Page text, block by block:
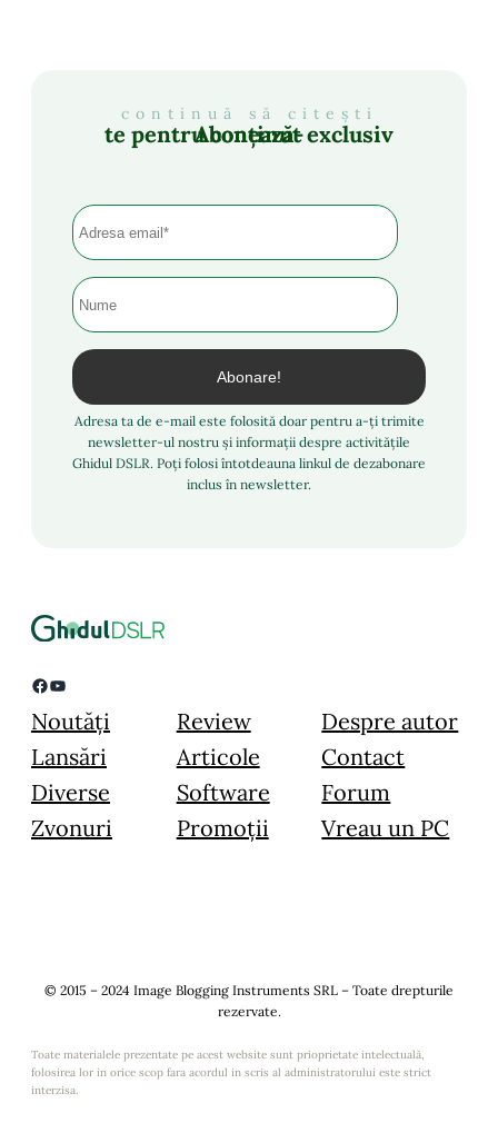
continuă să citești
Abonează-te pentru conținut exclusiv
Adresa ta de e-mail este folosită doar pentru a-ți trimite
newsletter-ul nostru și informații despre activitățile
Ghidul DSLR. Poți folosi întotdeauna linkul de dezabonare
inclus în newsletter.
Facebook YouTube
Noutăți
Lansări
Diverse
Zvonuri
Review
Articole
Software
Promoții
Despre autor
Contact
Forum
Vreau un PC
© 2015 – 2024 Image Blogging Instruments SRL – Toate drepturile
rezervate.
Toate materialele prezentate pe acest website sunt prioprietate intelectuală,
folosirea lor in orice scop fara acordul in scris al administratorului este strict
interzisa.